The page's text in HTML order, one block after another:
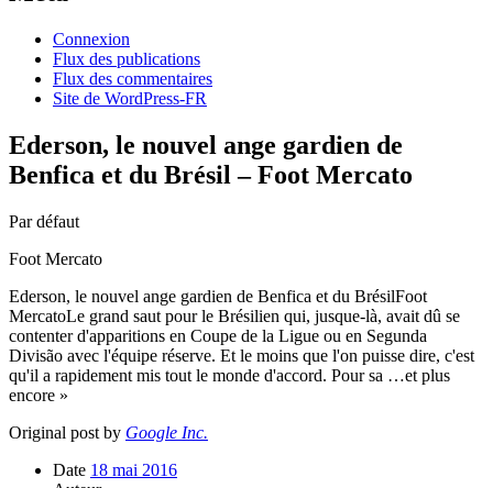
Connexion
Flux des publications
Flux des commentaires
Site de WordPress-FR
Ederson, le nouvel ange gardien de
Benfica et du Brésil – Foot Mercato
Par défaut
Foot Mercato
Ederson, le nouvel ange gardien de Benfica et du BrésilFoot
MercatoLe grand saut pour le Brésilien qui, jusque-là, avait dû se
contenter d'apparitions en Coupe de la Ligue ou en Segunda
Divisão avec l'équipe réserve. Et le moins que l'on puisse dire, c'est
qu'il a rapidement mis tout le monde d'accord. Pour sa …et plus
encore »
Original post by Google Inc.
Date 18 mai 2016